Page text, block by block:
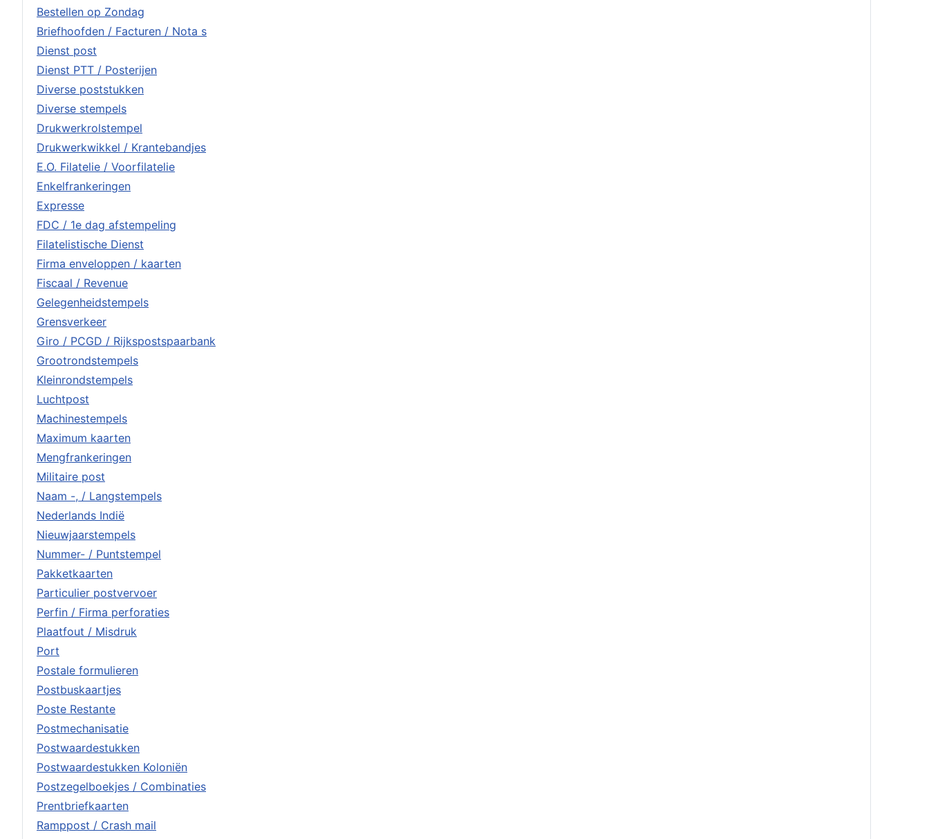
Bestellen op Zondag
Briefhoofden / Facturen / Nota s
Dienst post
Dienst PTT / Posterijen
Diverse poststukken
Diverse stempels
Drukwerkrolstempel
Drukwerkwikkel / Krantebandjes
E.O. Filatelie / Voorfilatelie
Enkelfrankeringen
Expresse
FDC / 1e dag afstempeling
Filatelistische Dienst
Firma enveloppen / kaarten
Fiscaal / Revenue
Gelegenheidstempels
Grensverkeer
Giro / PCGD / Rijkspostspaarbank
Grootrondstempels
Kleinrondstempels
Luchtpost
Machinestempels
Maximum kaarten
Mengfrankeringen
Militaire post
Naam -, / Langstempels
Nederlands Indië
Nieuwjaarstempels
Nummer- / Puntstempel
Pakketkaarten
Particulier postvervoer
Perfin / Firma perforaties
Plaatfout / Misdruk
Port
Postale formulieren
Postbuskaartjes
Poste Restante
Postmechanisatie
Postwaardestukken
Postwaardestukken Koloniën
Postzegelboekjes / Combinaties
Prentbriefkaarten
Ramppost / Crash mail